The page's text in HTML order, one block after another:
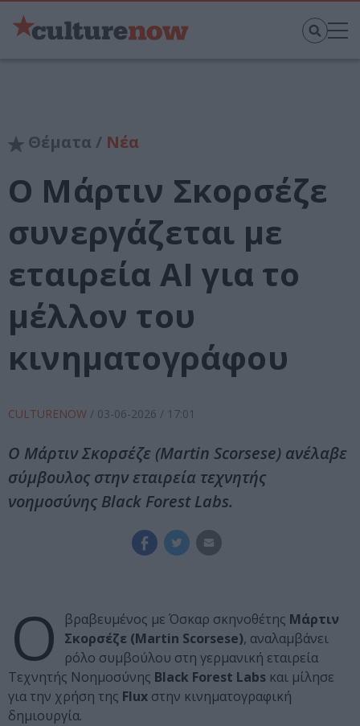
Θέματα / Νέα
Ο Μάρτιν Σκορσέζε
συνεργάζεται με
εταιρεία AI για το
μέλλον του
κινηματογράφου
CULTURENOW / 03-06-2026 / 17:01
Ο Μάρτιν Σκορσέζε (Martin Scorsese) ανέλαβε
σύμβουλος στην εταιρεία τεχνητής
νοημοσύνης Black Forest Labs.
Ο βραβευμένος με Όσκαρ σκηνοθέτης Μάρτιν
Σκορσέζε (Martin Scorsese), αναλαμβάνει
ρόλο συμβούλου στη γερμανική εταιρεία
Τεχνητής Νοημοσύνης Black Forest Labs και μίλησε
για την χρήση της Flux στην κινηματογραφική
δημιουργία.